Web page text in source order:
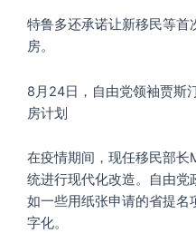
特鲁多还承诺让新移民等首
房。
8月24日，自由党领袖贾斯
房计划
在疫情期间，现任移民部
统进行现代化改造。自由党
如一些用纸张申请的省提名
字化。